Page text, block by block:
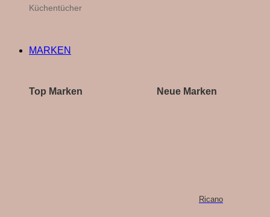
Küchentücher
MARKEN
Top Marken Neue Marken
Ricano
Du bist neu hier?
Willkommensrabatt.
Entdecke jetzt unseren Season Sale